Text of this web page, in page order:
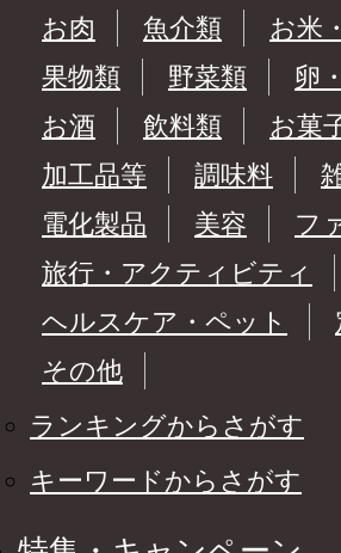
お肉
魚介類
お米
果物類
野菜類
卵
お酒
飲料類 お菓
加工品等
調味料
電化製品
美容
フ
旅行・アクティビティ
ヘルスケア・ペット
その他
ランキングからさがす
キーワードからさがす